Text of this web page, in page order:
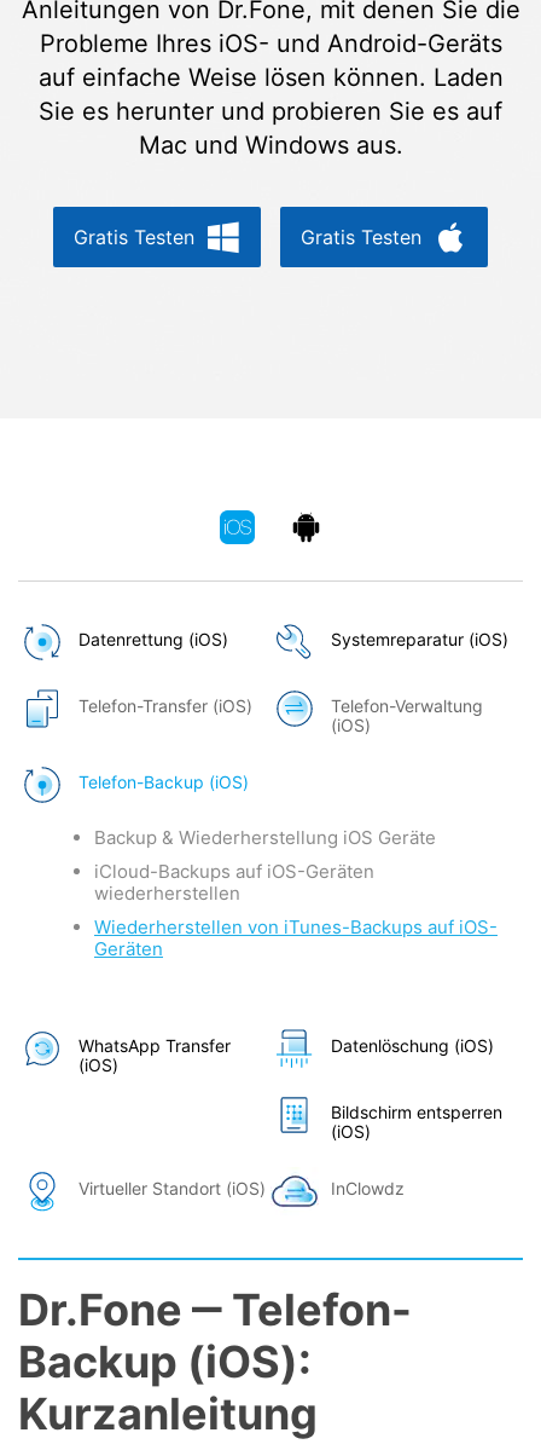
Suchen
Anleitungen von Dr.Fone, mit denen Sie die
Probleme Ihres iOS- und Android-Geräts
auf einfache Weise lösen können. Laden
Sie es herunter und probieren Sie es auf
Mac und Windows aus.
Gratis Testen Gratis Testen
Datenrettung (iOS) Systemreparatur (iOS)
Telefon-Transfer (iOS)
Telefon-Verwaltung
(iOS)
Telefon-Backup (iOS)
Backup & Wiederherstellung iOS Geräte
iCloud-Backups auf iOS-Geräten
wiederherstellen
Wiederherstellen von iTunes-Backups auf iOS-
Geräten
WhatsApp Transfer
(iOS)
Datenlöschung (iOS)
Bildschirm entsperren
(iOS)
Virtueller Standort (iOS) InClowdz
Dr.Fone ‒ Telefon-
Backup (iOS):
Kurzanleitung